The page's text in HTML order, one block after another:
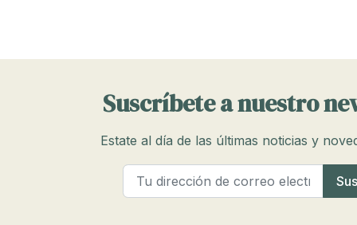
Suscríbete a nuestro
Estate al día de las últimas noticias y